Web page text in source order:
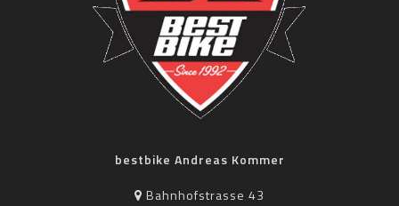
bestbike Andreas Kommer
Bahnhofstrasse 43